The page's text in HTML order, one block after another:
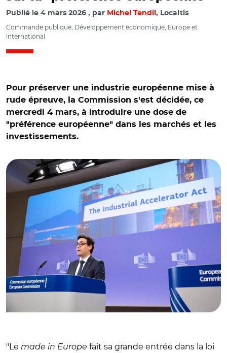
Publié le 4 mars 2026 par Michel Tendil , Localtis
Commande publique, Développement économique, Europe et
international
Pour préserver une industrie européenne mise à
rude épreuve, la Commission s'est décidée, ce
mercredi 4 mars, à introduire une dose de
"préférence européenne" dans les marchés et les
investissements.
"Le made in Europe fait sa grande entrée dans la loi